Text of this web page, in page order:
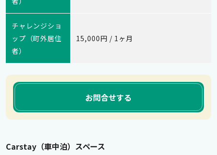
チャレンジショ
ップ（町外居住
者）
15,000円 / 1ヶ月
お問合せする
Carstay（車中泊）スペース